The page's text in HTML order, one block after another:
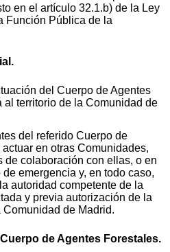
en el artículo 32.1.b) de la Ley
Función Pública de la
del Cuerpo de Agentes
al territorio de la Comunidad de
del referido Cuerpo de
en otras Comunidades,
de colaboración con ellas, o en
emergencia y, en todo caso,
autoridad competente de la
y previa autorización de la
de Madrid.
de Agentes Forestales.